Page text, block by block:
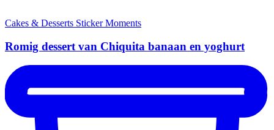
Cakes & Desserts Sticker Moments
Romig dessert van Chiquita banaan en yoghurt